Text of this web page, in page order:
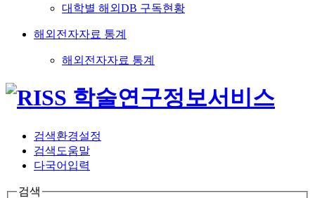
대학별 해외DB 구독현황
해외전자자료 통계
해외전자자료 통계
검색환경설정
검색도움말
다국어입력
검색